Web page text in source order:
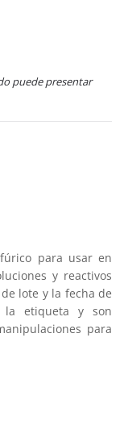
puede presentar
para usar en
y reactivos
lote y la fecha de
la etiqueta y son
para